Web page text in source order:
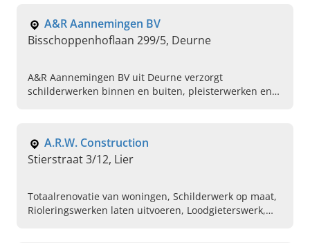
A&R Aannemingen BV
Bisschoppenhoflaan 299/5, Deurne
A&R Aannemingen BV uit Deurne verzorgt
schilderwerken binnen en buiten, pleisterwerken en
A.R.W. Construction
Stierstraat 3/12, Lier
Totaalrenovatie van woningen, Schilderwerk op maat,
Rioleringswerken laten uitvoeren, Loodgieterswerk,